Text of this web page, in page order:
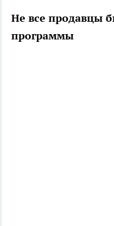
Не все продавцы
программы